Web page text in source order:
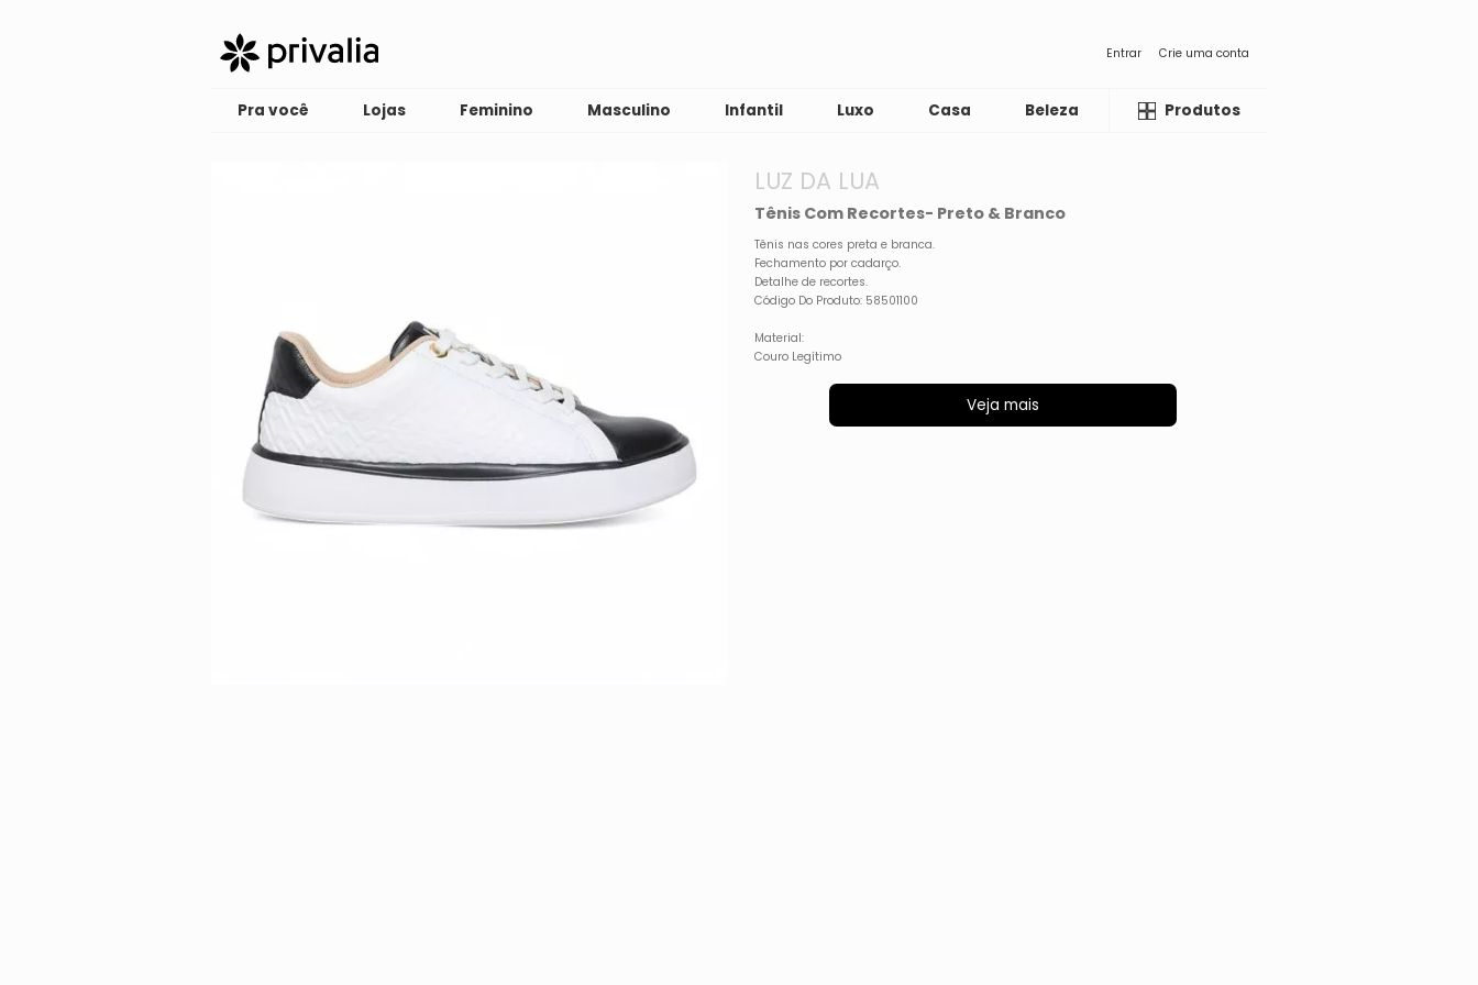
Entrar Crie uma conta
Pra você Lojas Feminino Masculino Infantil Luxo Casa Beleza LiquidaProdutos
LUZ DA LUA
Tênis Com Recortes- Preto & Branco
Tênis nas cores preta e branca.
Fechamento por cadarço.
Detalhe de recortes.
Código Do Produto: 58501100
Material:
Couro Legítimo
Veja mais